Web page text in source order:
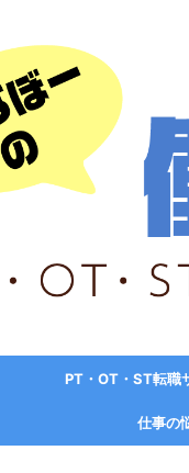
PT・OT・ST転職
仕事の